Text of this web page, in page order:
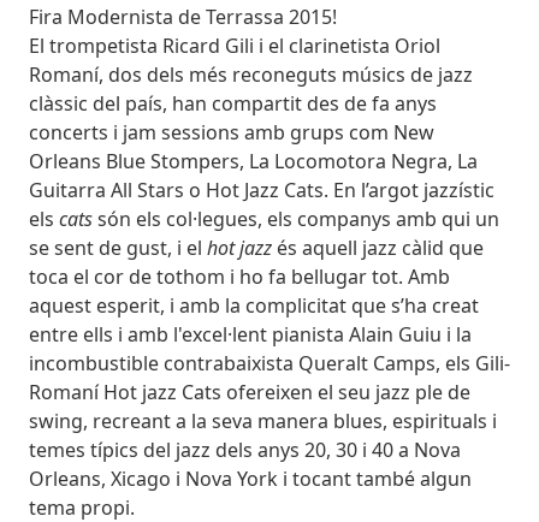
Subtitol
Fira Modernista de Terrassa 2015!
Body
El trompetista Ricard Gili i el clarinetista Oriol
Romaní, dos dels més reconeguts músics de jazz
clàssic del país, han compartit des de fa anys
concerts i jam sessions amb grups com New
Orleans Blue Stompers, La Locomotora Negra, La
Guitarra All Stars o Hot Jazz Cats. En l’argot jazzístic
els catssón els col·legues, els companys amb qui un
se sent de gust, i el hot jazz és aquell jazz càlid que
toca el cor de tothom i ho fa bellugar tot. Amb
aquest esperit, i amb la complicitat que s’ha creat
entre ells i amb l'excel·lent pianista Alain Guiu i la
incombustible contrabaixista Queralt Camps, els Gili-
Romaní Hot jazz Cats ofereixen el seu jazz ple de
swing, recreant a la seva manera blues, espirituals i
temes típics del jazz dels anys 20, 30 i 40 a Nova
Orleans, Xicago i Nova York i tocant també algun
tema propi.